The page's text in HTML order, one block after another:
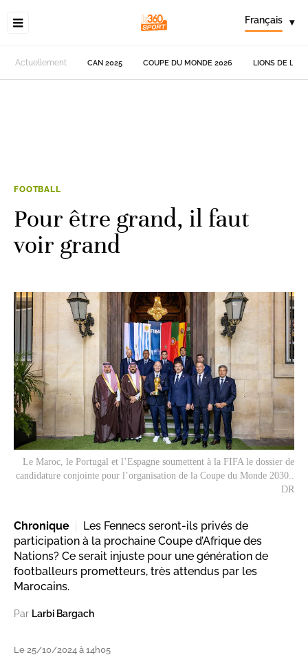
Français ▾
Actuellement CAN 2025 COUPE DU MONDE 2026 LIONS DE
FOOTBALL
Pour être grand, il faut
voir grand
Le Maroc, le Portugal et l’Espagne soumettent à la FIFA le dossier de
candidature conjointe pour l’organisation de la Coupe du Monde 2030..
DR
Chronique
Les Fennecs seront-ils privés de
participation à la prochaine Coupe d’Afrique des
Nations? Ce serait injuste pour une génération de
footballeurs prometteurs, très attendus par les
Marocains.
Par Larbi Bargach
Le 25/10/2024 à 14h05